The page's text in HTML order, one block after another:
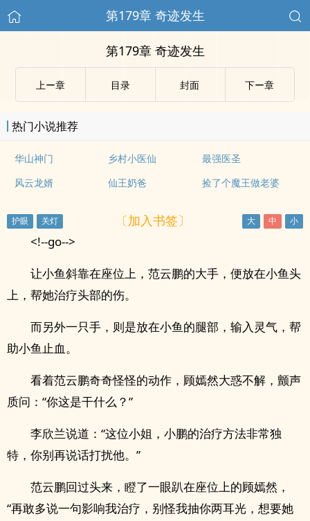
第179章 奇迹发生
第179章 奇迹发生
上ー章 目录 封面 下ー章
热门小说推荐
华山神门 乡村小医仙
最强医圣
风云龙婿
仙王奶爸 捡了个魔王做老婆
〔加入书签〕
<!--go-->
让小鱼斜靠在座位上，范云鹏的大手，便放在小鱼头
上，帮她治疗头部的伤。
而另外一只手，则是放在小鱼的腿部，输入灵气，帮
助小鱼止血。
看着范云鹏奇奇怪怪的动作，顾嫣然大惑不解，颤声
质问：“你这是干什么？”
李欣兰说道：“这位小姐，小鹏的治疗方法非常独
特，你别再说话打扰他。”
范云鹏回过头来，瞪了一眼趴在座位上的顾嫣然，
“再敢多说一句影响我治疗，别怪我抽你两耳光，想要她